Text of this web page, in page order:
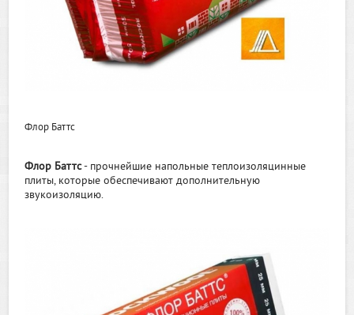
Флор Баттс
Флор Баттс- прочнейшие напольные теплоизоляцинные
плиты, которые обеспечивают дополнительную
звукоизоляцию.